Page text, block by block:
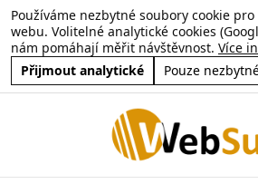
Používáme nezbytné soubory cookie
webu. Volitelné analytické cookies
nám pomáhají měřit návštěvnost. Více
Přijmout analytické
Pouze